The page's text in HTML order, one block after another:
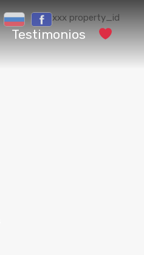
Testimonios
xxx property_id